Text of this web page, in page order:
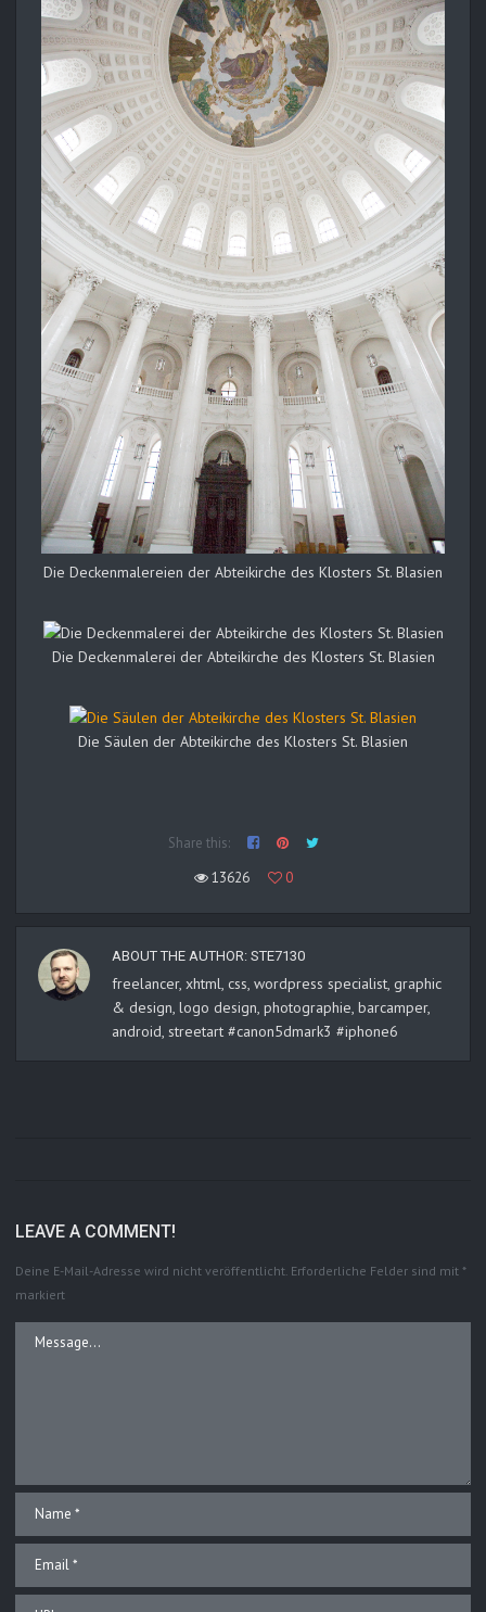
Die Deckenmalereien der Abteikirche des Klosters St. Blasien
Die Deckenmalerei der Abteikirche des Klosters St. Blasien
Die Säulen der Abteikirche des Klosters St. Blasien
Share this:
13626
0
ABOUT THE AUTHOR: STE7130
freelancer, xhtml, css, wordpress specialist, graphic
& design, logo design, photographie, barcamper,
android, streetart #canon5dmark3 #iphone6
LEAVE A COMMENT!
Deine E-Mail-Adresse wird nicht veröffentlicht. Erforderliche Felder sind mit *
markiert